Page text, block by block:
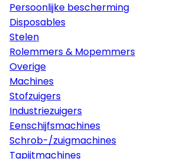
Persoonlijke bescherming
Disposables
Stelen
Rolemmers & Mopemmers
Overige
Machines
Stofzuigers
Industriezuigers
Eenschijfsmachines
Schrob-/zuigmachines
Tapijtmachines